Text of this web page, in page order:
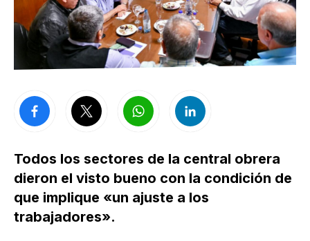
Todos los sectores de la central obrera
dieron el visto bueno con la condición de
que implique «un ajuste a los
trabajadores».